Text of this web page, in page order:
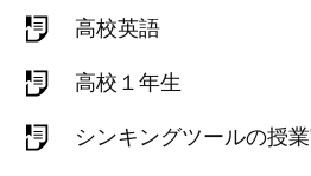
高校英語
高校１年生
シンキングツールの授